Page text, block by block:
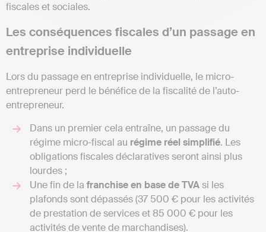
fiscales et sociales.
Les conséquences fiscales d’un passage en
entreprise individuelle
Lors du passage en entreprise individuelle, le micro-
entrepreneur perd le bénéfice de la fiscalité de l’auto-
entrepreneur.
Dans un premier cela entraîne, un passage du
régime micro-fiscal au régime réel simplifié. Les
obligations fiscales déclaratives seront ainsi plus
lourdes ;
Une fin de la franchise en base de TVAsi les
plafonds sont dépassés (37 500 € pour les activités
de prestation de services et 85 000 € pour les
activités de vente de marchandises).